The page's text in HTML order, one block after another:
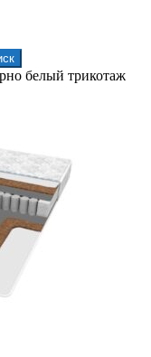
белый трикотаж